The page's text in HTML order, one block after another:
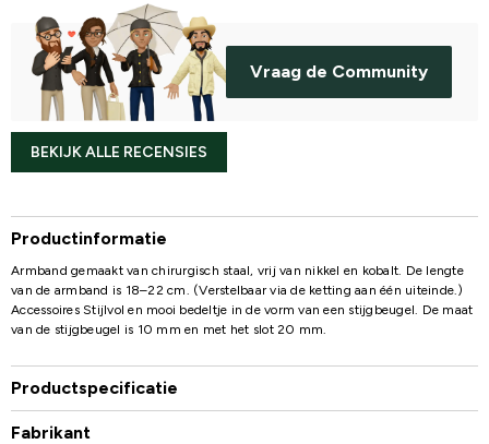
Vraag de Community
BEKIJK ALLE RECENSIES
Productinformatie
Armband gemaakt van chirurgisch staal, vrij van nikkel en kobalt. De lengte
van de armband is 18–22 cm. (Verstelbaar via de ketting aan één uiteinde.)
Accessoires Stijlvol en mooi bedeltje in de vorm van een stijgbeugel. De maat
van de stijgbeugel is 10 mm en met het slot 20 mm.
Productspecificatie
Fabrikant